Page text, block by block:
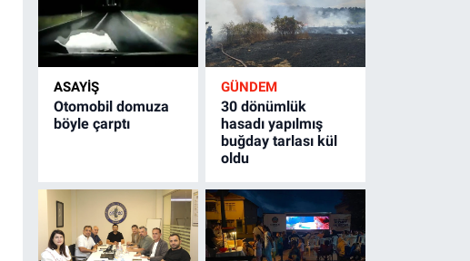
ASAYİŞ
Otomobil domuza
böyle çarptı
GÜNDEM
30 dönümlük
hasadı yapılmış
buğday tarlası kül
oldu